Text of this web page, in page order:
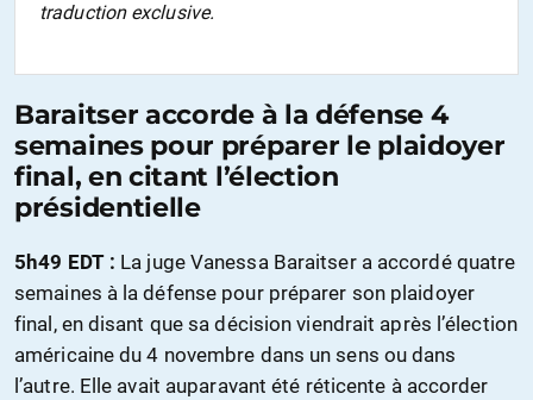
traduction exclusive.
Baraitser accorde à la défense 4
semaines pour préparer le plaidoyer
final, en citant l’élection
présidentielle
5h49 EDT : La juge Vanessa Baraitser a accordé quatre
semaines à la défense pour préparer son plaidoyer
final, en disant que sa décision viendrait après l’élection
américaine du 4 novembre dans un sens ou dans
l’autre. Elle avait auparavant été réticente à accorder